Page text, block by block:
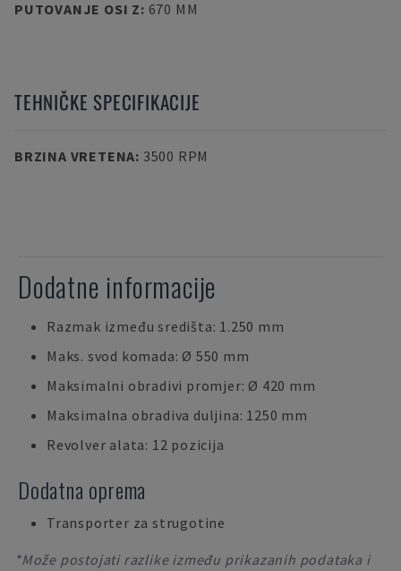
PUTOVANJE OSI Z: 670 MM
TEHNIČKE SPECIFIKACIJE
BRZINA VRETENA: 3500 RPM
Dodatne informacije
Razmak između središta: 1.250 mm
Maks. svod komada: Ø 550 mm
Maksimalni obradivi promjer: Ø 420 mm
Maksimalna obradiva duljina: 1250 mm
Revolver alata: 12 pozicija
Dodatna oprema
Transporter za strugotine
*Može postojati razlike između prikazanih podataka i